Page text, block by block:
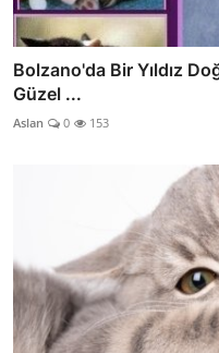
Bolzano'da Bir Yıldız
Güzel ...
Aslan 0 153